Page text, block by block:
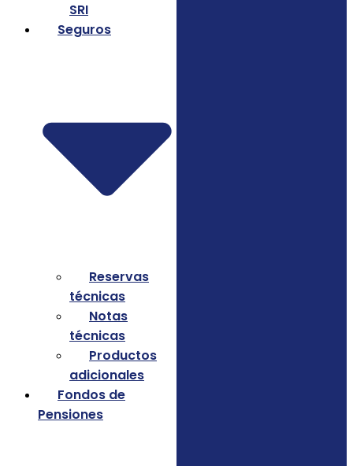
SRI
Seguros
Reservas
técnicas
Notas
técnicas
Productos
adicionales
Fondos de
Pensiones